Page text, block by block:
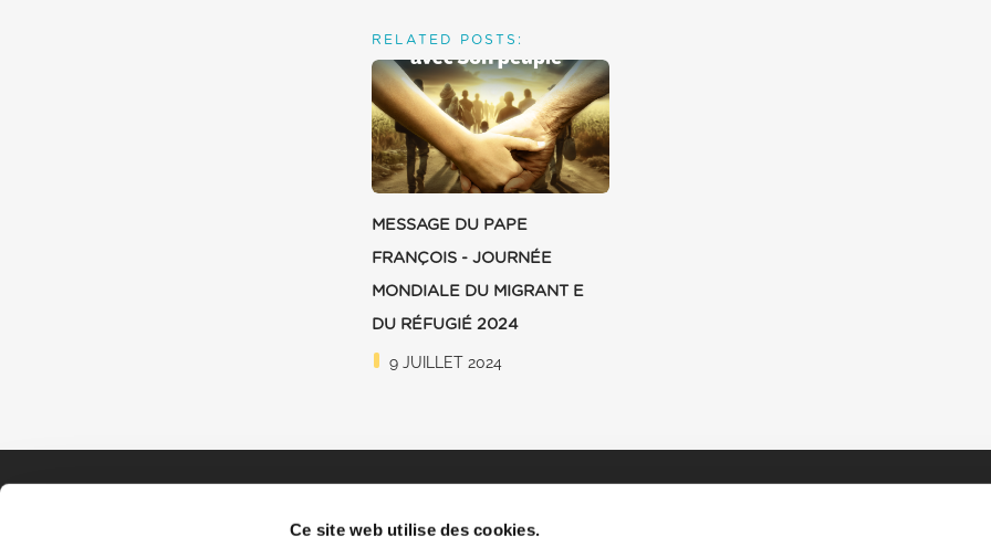
Ce site web utilise des cookies.
RELATED POSTS:
MESSAGE DU PAPE
FRANÇOIS - JOURNÉE
MONDIALE DU MIGRANT E
DU RÉFUGIÉ 2024
9 JUILLET 2024